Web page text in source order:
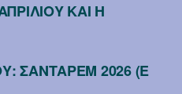
ΚΑΙ Η
ΣΑΝΤΑΡΕΜ 2026 (Ε